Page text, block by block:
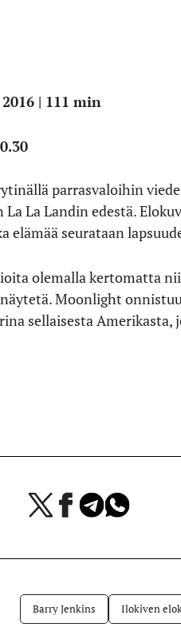
| 111 min
parrasvaloihin
La Landin edestä.
elämää seurataan
olemalla kertomatta
Moonlight
sellaisesta
Jaa
palvelussa
Jaa Jaa Jaa
Barry Jenkins Ilokiven